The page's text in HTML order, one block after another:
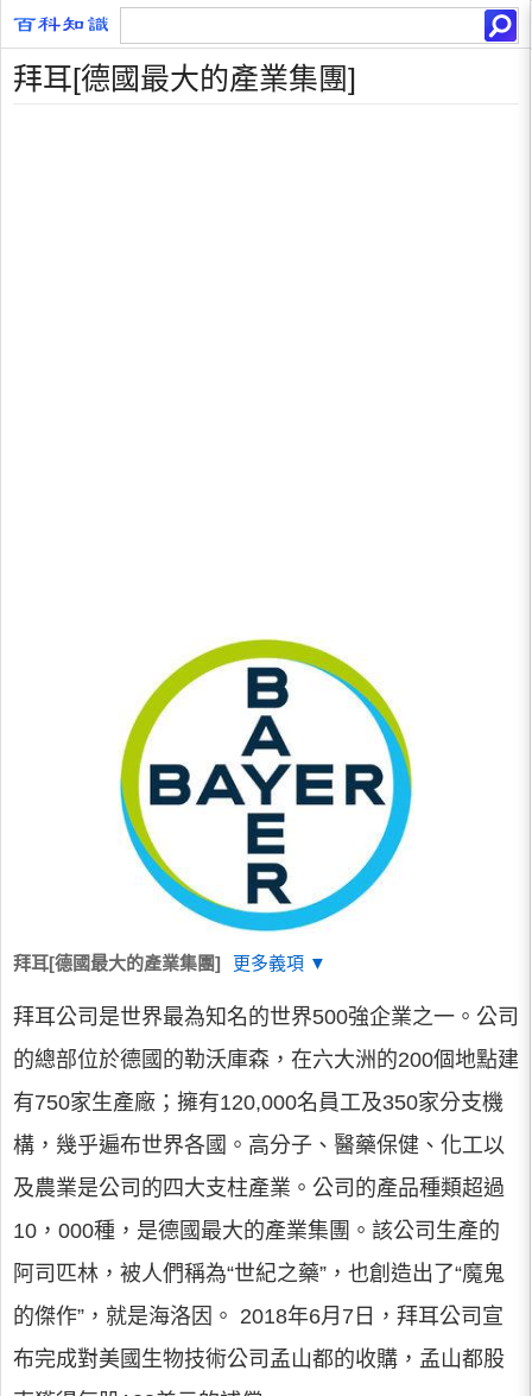
拜耳[德國最大的產業集團]
拜耳[德國最大的產業集團] 更多義項 ▼
拜耳公司是世界最為知名的世界500強企業之一。公司
的總部位於德國的勒沃庫森，在六大洲的200個地點建
有750家生產廠；擁有120,000名員工及350家分支機
構，幾乎遍布世界各國。高分子、醫藥保健、化工以
及農業是公司的四大支柱產業。公司的產品種類超過
10，000種，是德國最大的產業集團。該公司生產的
阿司匹林，被人們稱為“世紀之藥”，也創造出了“魔鬼
的傑作”，就是海洛因。 2018年6月7日，拜耳公司宣
布完成對美國生物技術公司孟山都的收購，孟山都股